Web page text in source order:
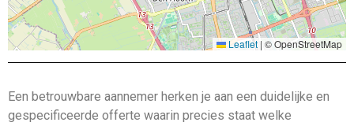
Leaflet | © OpenStreetMap
Een betrouwbare aannemer herken je aan een duidelijke en
gespecificeerde offerte waarin precies staat welke